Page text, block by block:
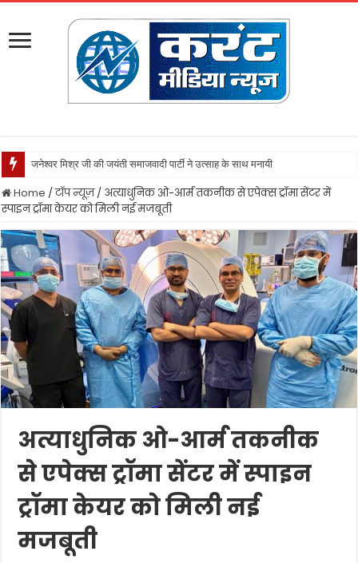
नवाब
Home / टॉप न्यूज़/ अत्याधुनिक ओ-आर्म तकनीक से एपेक्स ट्रॉमा सेंटर में
स्पाइन ट्रॉमा केयर को मिली नई मजबूती
अत्याधुनिक ओ-आर्म तकनीक
से एपेक्स ट्रॉमा सेंटर में स्पाइन
ट्रॉमा केयर को मिली नई
मजबूती